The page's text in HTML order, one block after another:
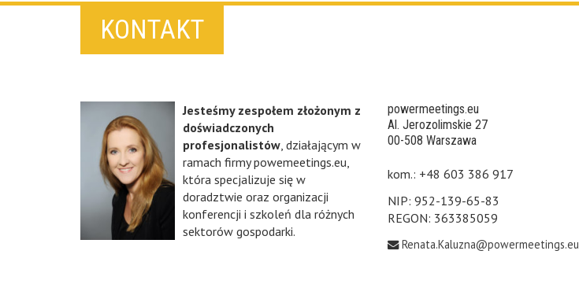
KONTAKT
Jesteśmy zespołem złożonym z
doświadczonych
profesjonalistów , działającym w
ramach firmy powemeetings.eu,
która specjalizuje się w
doradztwie oraz organizacji
konferencji i szkoleń dla różnych
sektorów gospodarki.
powermeetings.eu
Al. Jerozolimskie 27
00-508 Warszawa
kom.: +48 603 386 917
NIP: 952-139-65-83
REGON: 363385059
Renata.Kaluzna@powermeetings.eu